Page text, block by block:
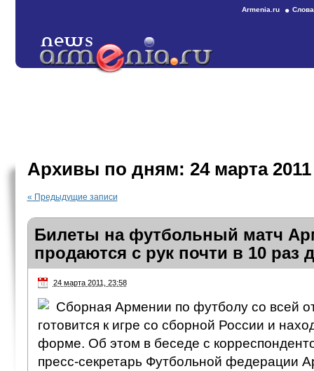
Armenia.ru
Архивы по дням: 24 марта 2011
« Предыдущие записи
Билеты на футбольный матч
продаются с рук почти в 10 раз
24 марта 2011, 23:58
Сборная Армении по футболу со всей
готовится к игре со сборной России и
форме. Об этом в беседе с
пресс-секретарь Футбольной федерации